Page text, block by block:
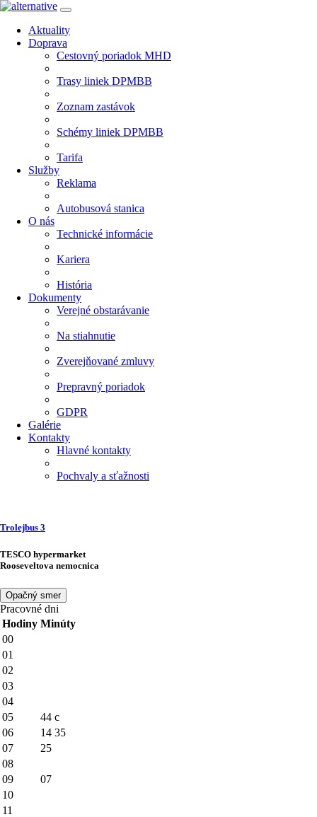
Aktuality
Doprava
Cestovný poriadok MHD
Trasy liniek DPMBB
Zoznam zastávok
Schémy liniek DPMBB
Tarifa
Služby
Reklama
Autobusová stanica
O nás
Technické informácie
Kariera
História
Dokumenty
Verejné obstarávanie
Na stiahnutie
Zverejňované zmluvy
Prepravný poriadok
GDPR
Galérie
Kontakty
Hlavné kontakty
Pochvaly a sťažnosti
Trolejbus 3
TESCO hypermarket
Rooseveltova nemocnica
Opačný smer
Pracovné dni
Hodiny Minúty
00
01
02
03
04
05
44 c
06
14 35
07
25
08
09
07
10
11